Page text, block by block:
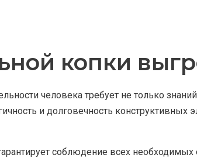
копки
человека требует не только
и долговечность
соблюдение всех